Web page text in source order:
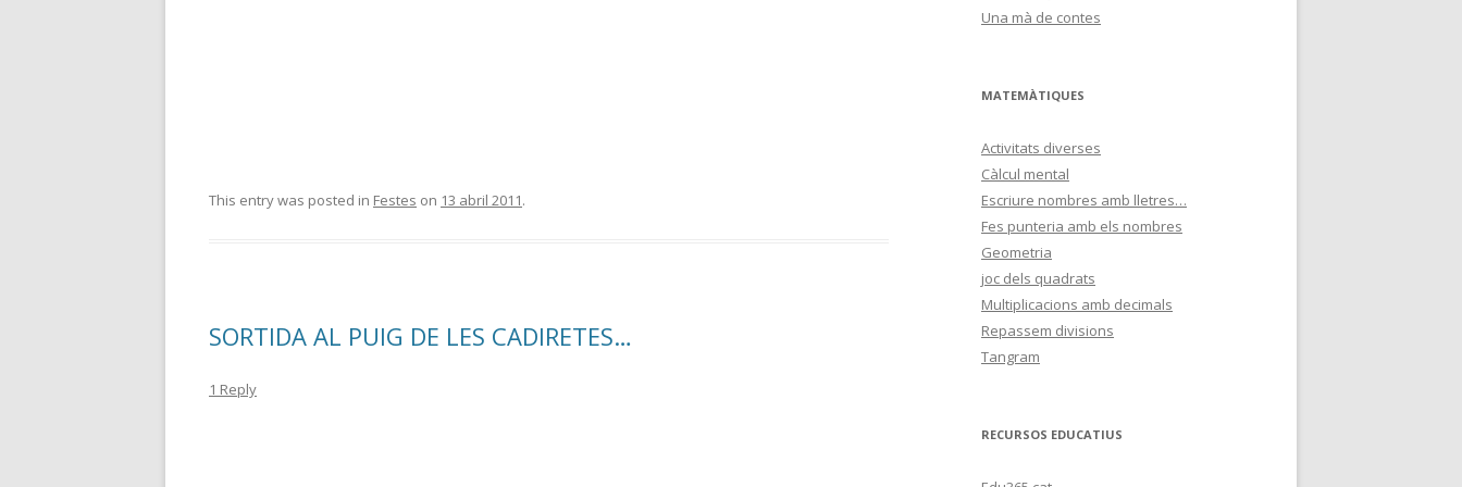
This entry was posted in Festes on 13 abril 2011.
SORTIDA AL PUIG DE LES CADIRETES…
1 Reply
Una mà de contes
MATEMÀTIQUES
Activitats diverses
Càlcul mental
Escriure nombres amb lletres…
Fes punteria amb els nombres
Geometria
joc dels quadrats
Multiplicacions amb decimals
Repassem divisions
Tangram
RECURSOS EDUCATIUS